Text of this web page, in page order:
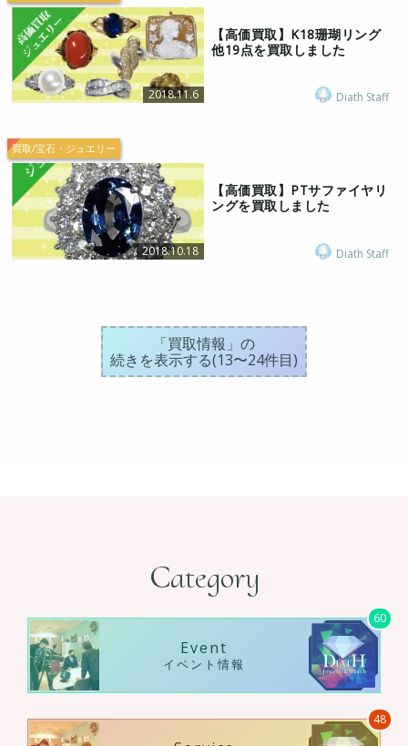
【高価買取】K18珊瑚リング
他19点を買取しました
2018.11.6 Diath Staff
買取/宝石・ジュエリー
【高価買取】PTサファイヤリ
ングを買取しました
2018.10.18 Diath Staff
「買取情報」の
続きを表示する(13〜24件目)
Category
Event
イベント情報
60
48